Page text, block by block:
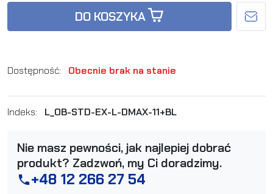
DO KOSZYKA
Dostępność: Obecnie brak na stanie
Indeks: L_OB-STD-EX-L-DMAX-11+BL
Nie masz pewności, jak najlepiej dobrać
produkt? Zadzwoń, my Ci doradzimy.
phone+48 12 266 27 54